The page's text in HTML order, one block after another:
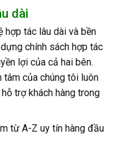
dài
hợp tác lâu dài và bền
chính sách hợp tác
lợi của cả hai bên.
của chúng tôi luôn
trợ khách hàng trong
từ A-Z uy tín hàng đầu